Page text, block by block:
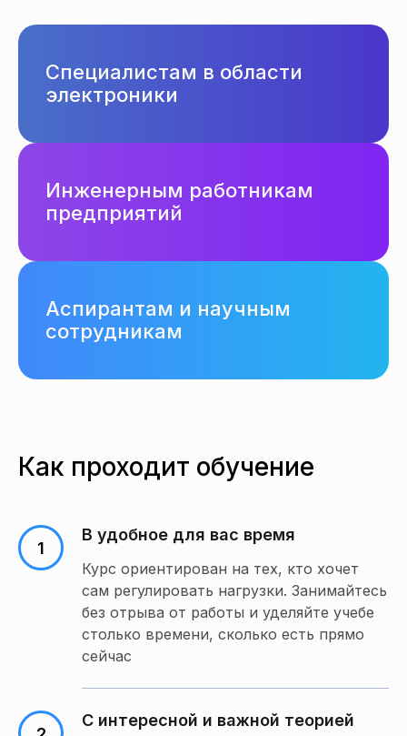
Специалистам в области
электроники
Инженерным работникам
предприятий
Аспирантам и научным
сотрудникам
Как проходит обучение
В удобное для вас время
Курс ориентирован на тех, кто хочет
сам регулировать нагрузки. Занимайтесь
без отрыва от работы и уделяйте учебе
столько времени, сколько есть прямо
сейчас
С интересной и важной теорией